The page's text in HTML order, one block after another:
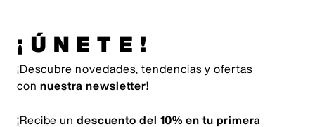
¡ÚNETE!
¡Descubre novedades, tendencias y ofertas
con nuestra newsletter!
¡Recibe un descuento del 10% en tu primera